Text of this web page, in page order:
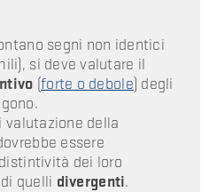
segni non identici
si deve valutare il
(forte o debole) degli
valutazione della
essere
dei loro
di quelli divergenti.